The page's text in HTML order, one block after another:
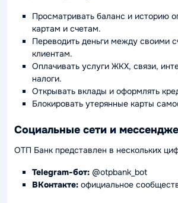
Просматривать баланс и историю
картам и счетам.
Переводить деньги между своими
клиентам.
Оплачивать услуги ЖКХ, связи,
налоги.
Открывать вклады и оформлять
Блокировать утерянные карты
Социальные сети и
ОТП Банк представлен в нескольких
Telegram-бот: @otpbank_bot
ВКонтакте: официальное